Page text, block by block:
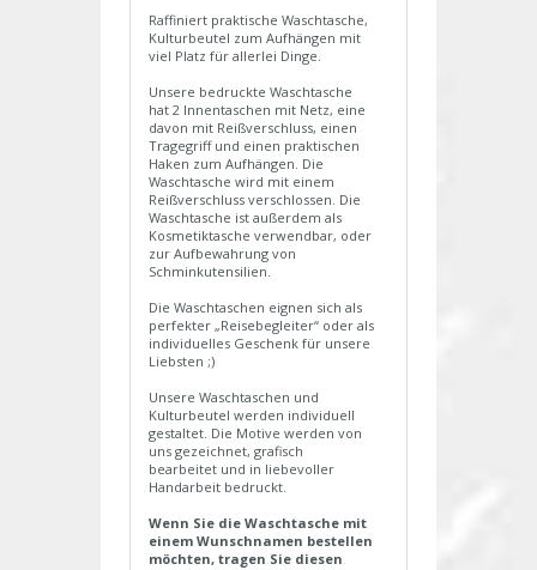
Raffiniert praktische Waschtasche,
Kulturbeutel zum Aufhängen mit
viel Platz für allerlei Dinge.
Unsere bedruckte Waschtasche
hat 2 Innentaschen mit Netz, eine
davon mit Reißverschluss, einen
Tragegriff und einen praktischen
Haken zum Aufhängen. Die
Waschtasche wird mit einem
Reißverschluss verschlossen. Die
Waschtasche ist außerdem als
Kosmetiktasche verwendbar, oder
zur Aufbewahrung von
Schminkutensilien.
Die Waschtaschen eignen sich als
perfekter „Reisebegleiter“ oder als
individuelles Geschenk für unsere
Liebsten ;)
Unsere Waschtaschen und
Kulturbeutel werden individuell
gestaltet. Die Motive werden von
uns gezeichnet, grafisch
bearbeitet und in liebevoller
Handarbeit bedruckt.
Wenn Sie die Waschtasche mit
einem Wunschnamen bestellen
möchten, tragen Sie diesen